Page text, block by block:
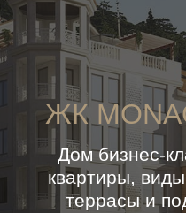
ЖК
Дом бизнес-
квартиры,
террасы и